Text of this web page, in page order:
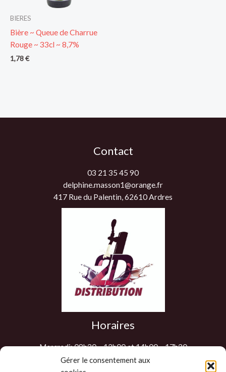
Gérer le consentement aux
BIERES
Bière ~ Queue de Charrue
Rouge ~ 33cl ~ 8,7%
1,78€
Contact
03 21 35 45 90
delphine.masson1@orange.fr
417 Rue du Palentin, 62610 Ardres
Horaires
Mercredi: 08h30 – 12h00 et 14h00 – 17h30
Jeudi: 08h30 – 12h00 et 14h00 – 17h30